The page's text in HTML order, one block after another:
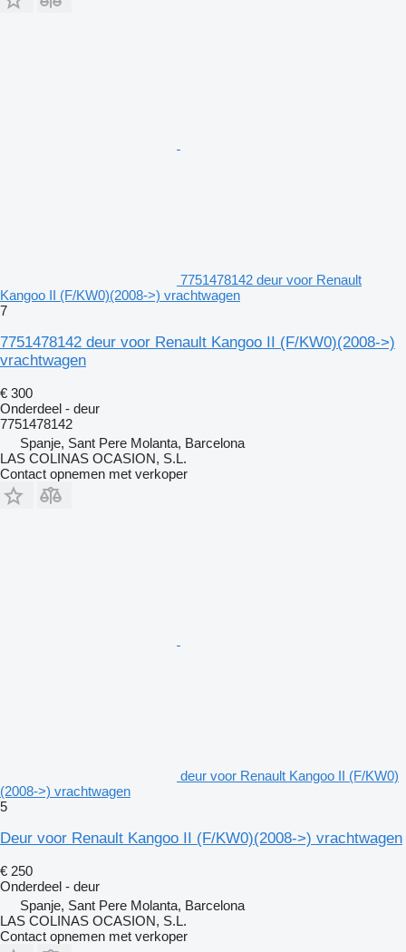
7751478142 deur voor Renault
Kangoo II (F/KW0)(2008->) vrachtwagen
7
7751478142 deur voor Renault Kangoo II (F/KW0)(2008->)
vrachtwagen
€ 300
Onderdeel - deur
7751478142
Spanje, Sant Pere Molanta, Barcelona
LAS COLINAS OCASION, S.L.
Contact opnemen met verkoper
deur voor Renault Kangoo II (F/KW0)
(2008->) vrachtwagen
5
Deur voor Renault Kangoo II (F/KW0)(2008->) vrachtwagen
€ 250
Onderdeel - deur
Spanje, Sant Pere Molanta, Barcelona
LAS COLINAS OCASION, S.L.
Contact opnemen met verkoper